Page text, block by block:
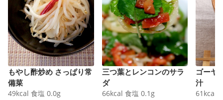
もやし酢炒め さっぱり常
備菜
49kcal 食塩 0.0g
三つ葉とレンコンのサラ
ダ
66kcal 食塩 0.1 g
ゴーヤ
汁
61 kcal